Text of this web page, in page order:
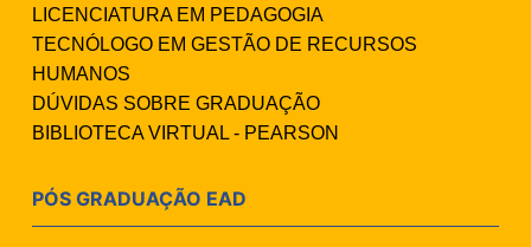
LICENCIATURA EM PEDAGOGIA
TECNÓLOGO EM GESTÃO DE RECURSOS
HUMANOS
DÚVIDAS SOBRE GRADUAÇÃO
BIBLIOTECA VIRTUAL - PEARSON
PÓS GRADUAÇÃO EAD